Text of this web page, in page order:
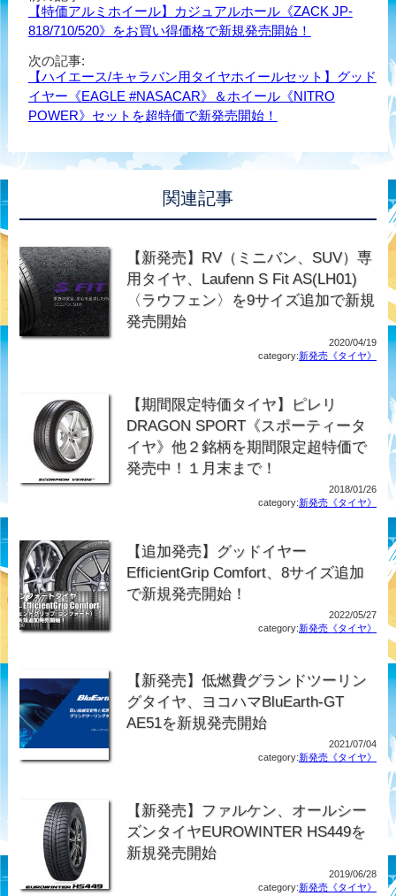
【特価アルミホイール】カジュアルホール《ZACK JP-
818/710/520》をお買い得価格で新規発売開始！
次の記事:
【ハイエース/キャラバン用タイヤホイールセット】グッド
イヤー《EAGLE #NASACAR》＆ホイール《NITRO
POWER》セットを超特価で新発売開始！
関連記事
【新発売】RV（ミニバン、SUV）専
用タイヤ、Laufenn S Fit AS(LH01)
〈ラウフェン〉を9サイズ追加で新規
発売開始
2020/04/19
category:新発売《タイヤ》
【期間限定特価タイヤ】ピレリ
DRAGON SPORT《スポーティータ
イヤ》他２銘柄を期間限定超特価で
発売中！１月末まで！
2018/01/26
category:新発売《タイヤ》
【追加発売】グッドイヤー
EfficientGrip Comfort、8サイズ追加
で新規発売開始！
2022/05/27
category:新発売《タイヤ》
【新発売】低燃費グランドツーリン
グタイヤ、ヨコハマBluEarth-GT
AE51を新規発売開始
2021/07/04
category:新発売《タイヤ》
【新発売】ファルケン、オールシー
ズンタイヤEUROWINTER HS449を
新規発売開始
2019/06/28
category:新発売《タイヤ》